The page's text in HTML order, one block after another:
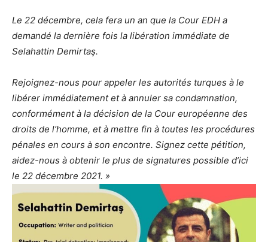
Le 22 décembre, cela fera un an que la Cour EDH a
demandé la dernière fois la libération immédiate de
Selahattin Demirtaş.
Rejoignez-nous pour appeler les autorités turques à le
libérer immédiatement et à annuler sa condamnation,
conformément à la décision de la Cour européenne des
droits de l’homme, et à mettre fin à toutes les procédures
pénales en cours à son encontre. Signez cette pétition,
aidez-nous à obtenir le plus de signatures possible d’ici
le 22 décembre 2021. »